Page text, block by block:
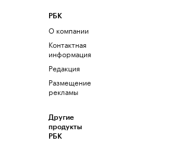
РБК
О компании
Контактная
информация
Редакция
Размещение
рекламы
Другие
продукты
РБК